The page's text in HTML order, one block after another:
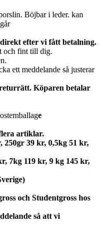
Böjbar i leder. kan
efter vi fått betalning.
och fint till dig.
ett meddelande så justerar
Köparen betalar
e
artiklar.
39 kr, 0,5kg 51 kr,
7kg 119 kr, 9 kg 145 kr,
och Studentgross hos
så att vi